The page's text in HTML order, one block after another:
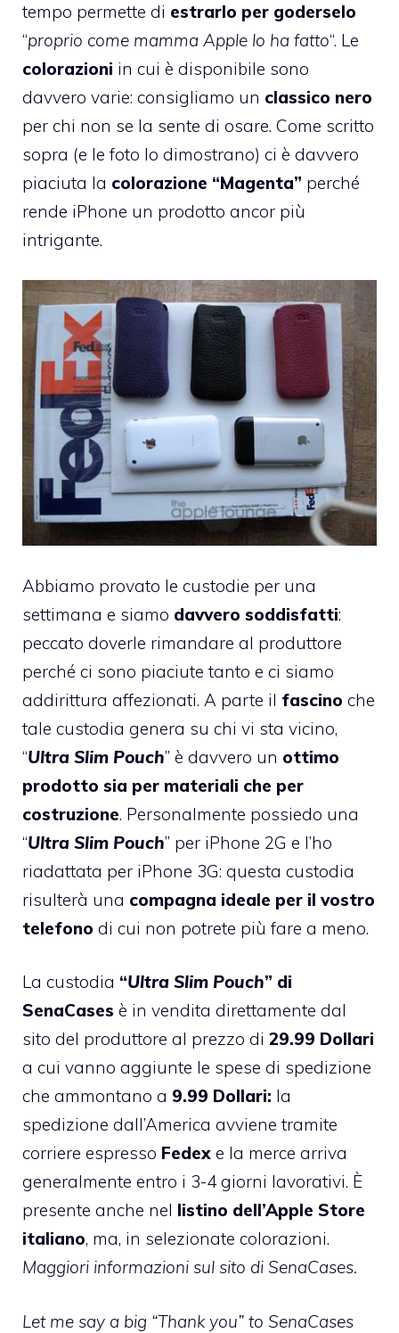
tempo permette di estrarlo per goderselo
“proprio come mamma Apple lo ha fatto“. Le
colorazioni in cui è disponibile sono
davvero varie: consigliamo un classico nero
per chi non se la sente di osare. Come scritto
sopra (e le foto lo dimostrano) ci è davvero
piaciuta la colorazione “Magenta” perché
rende iPhone un prodotto ancor più
intrigante.
Abbiamo provato le custodie per una
settimana e siamo davvero soddisfatti:
peccato doverle rimandare al produttore
perché ci sono piaciute tanto e ci siamo
addirittura affezionati. A parte il fascino che
tale custodia genera su chi vi sta vicino,
“Ultra Slim Pouch” è davvero un ottimo
prodotto sia per materiali che per
costruzione. Personalmente possiedo una
“Ultra Slim Pouch” per iPhone 2G e l’ho
riadattata per iPhone 3G: questa custodia
risulterà una compagna ideale per il vostro
telefono di cui non potrete più fare a meno.
La custodia “Ultra Slim Pouch” di
SenaCases è in vendita direttamente dal
sito del produttore al prezzo di 29.99 Dollari
a cui vanno aggiunte le spese di spedizione
che ammontano a 9.99 Dollari: la
spedizione dall’America avviene tramite
corriere espresso Fedex e la merce arriva
generalmente entro i 3-4 giorni lavorativi. È
presente anche nel listino dell’Apple Store
italiano, ma, in selezionate colorazioni.
Maggiori informazioni sul sito di SenaCases.
Let me say a big “Thank you” to SenaCases